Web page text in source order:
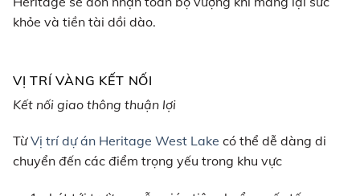
khỏe và tiền tài dồi dào.
VỊ TRÍ VÀNG KẾT NỐI
Kết nối giao thông thuận lợi
TừVị trí dự án Heritage West Lake có thể dễ dàng di
chuyển đến các điểm trọng yếu trong khu vực